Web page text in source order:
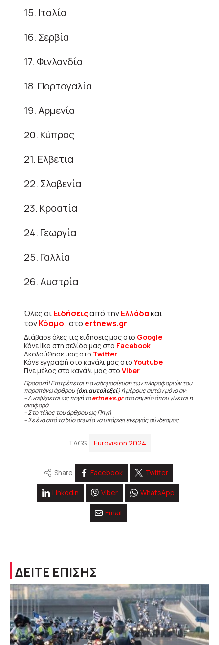
15. Ιταλία
16. Σερβία
17. Φινλανδία
18. Πορτογαλία
19. Αρμενία
20. Κύπρος
21. Ελβετία
22. Σλοβενία
23. Κροατία
24. Γεωργία
25. Γαλλία
26. Αυστρία
Όλες οιΕιδήσειςαπό τηνΕλλάδακαι
τονΚόσμο, στο ertnews.gr
Διάβασε όλες τις ειδήσεις μας στο Google
Κάνε like στη σελίδα μας στο Facebook
Ακολούθησε μας στο Twitter
Κάνε εγγραφή στο κανάλι μας στοYoutube
Γίνε μέλος στο κανάλι μας στο Viber
Προσοχή! Επιτρέπεται η αναδημοσίευση των πληροφοριών του
παραπάνω άρθρου (όχι αυτολεξεί) ή μέρους αυτών μόνο αν:
– Αναφέρεται ως πηγή τοertnews.grστο σημείο όπου γίνεται η
αναφορά.
– Στο τέλος του άρθρου ως Πηγή
– Σε ένα από τα δύο σημεία να υπάρχει ενεργός σύνδεσμος
TAGS Eurovision 2024
Share Facebook Twitter
Linkedin Viber WhatsApp
Email
ΔΕΙΤΕ ΕΠΙΣΗΣ